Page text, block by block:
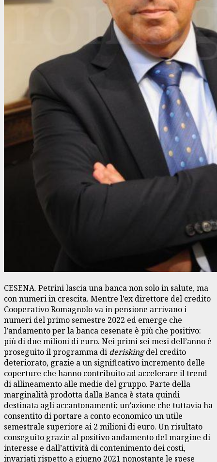
CESENA. Petrini lascia una banca non solo in salute, ma
con numeri in crescita. Mentre l’ex direttore del credito
Cooperativo Romagnolo va in pensione arrivano i
numeri del primo semestre 2022 ed emerge che
l’andamento per la banca cesenate è più che positivo:
più di due milioni di euro. Nei primi sei mesi dell’anno è
proseguito il programma di deriskingdel credito
deteriorato, grazie a un significativo incremento delle
coperture che hanno contribuito ad accelerare il trend
di allineamento alle medie del gruppo. Parte della
marginalità prodotta dalla Banca è stata quindi
destinata agli accantonamenti; un’azione che tuttavia ha
consentito di portare a conto economico un utile
semestrale superiore ai 2 milioni di euro. Un risultato
conseguito grazie al positivo andamento del margine di
interesse e dall’attività di contenimento dei costi,
invariati rispetto a giugno 2021 nonostante le spese